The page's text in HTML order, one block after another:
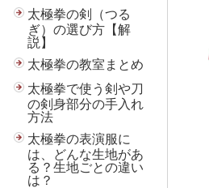
太極拳の剣（つる
ぎ）の選び方【解
説】
太極拳の教室まとめ
太極拳で使う剣や刀
の剣身部分の手入れ
方法
太極拳の表演服に
は、どんな生地があ
る？生地ごとの違い
は？